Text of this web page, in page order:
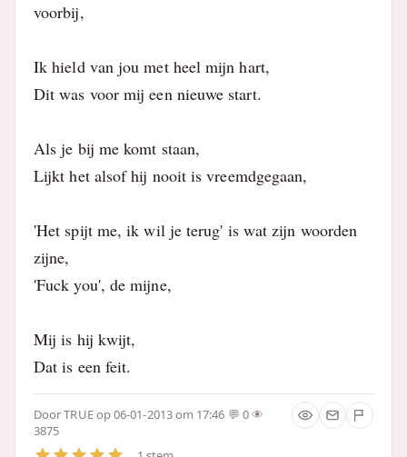
voorbij,
Ik hield van jou met heel mijn hart,
Dit was voor mij een nieuwe start.
Als je bij me komt staan,
Lijkt het alsof hij nooit is vreemdgegaan,
'Het spijt me, ik wil je terug' is wat zijn woorden
zijne,
'Fuck you', de mijne,
Mij is hij kwijt,
Dat is een feit.
DoorTRUEop 06-01-2013 om 17:46
0
3875